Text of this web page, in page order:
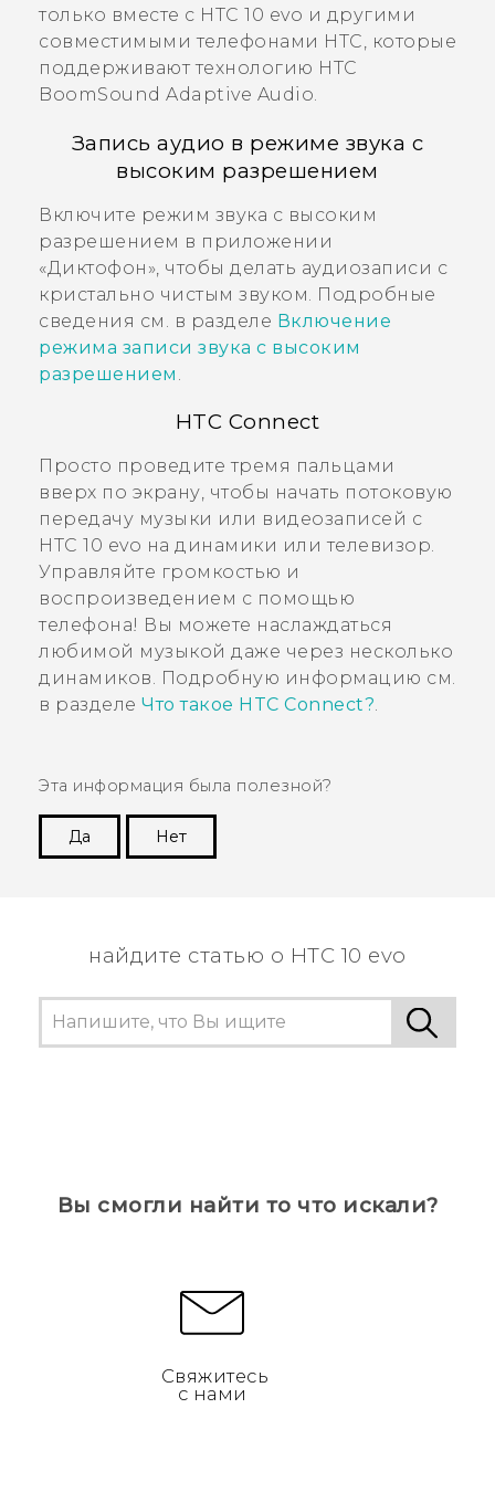
только вместе с HTC 10 evo и другими
совместимыми телефонами HTC, которые
поддерживают технологию HTC
BoomSound Adaptive Audio.
Запись аудио в режиме звука с
высоким разрешением
Включите режим звука с высоким
разрешением в приложении
«Диктофон », чтобы делать аудиозаписи с
кристально чистым звуком. Подробные
сведения см. в разделе Включение
режима записи звука с высоким
разрешением
HTC Connect
Просто проведите тремя пальцами
вверх по экрану, чтобы начать потоковую
передачу музыки или видеозаписей с
HTC 10 evo на динамики или телевизор.
Управляйте громкостью и
воспроизведением с помощью
телефона! Вы можете наслаждаться
любимой музыкой даже через несколько
динамиков. Подробную информацию см.
в разделе Что такое HTC Connect?.
Эта информация была полезной?
Да
Нет
найдите статью о HTC 10 evo
Вы смогли найти то что искали?
Свяжитесь
с нами